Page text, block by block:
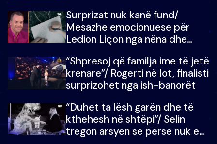
mungojë zilja e mëngjesit kur…
Surprizat nuk kanë fund/
Mesazhe emocionuese për
Ledion Liçon nga nëna dhe
mban dot lotët: Nuk meritoj…
“Shpresoj që familja ime të jetë
krenare”/ Rogerti në lot, finalisti
surprizohet nga ish-banorët
“Duhet ta lësh garën dhe të
kthehesh në shtëpi”/ Selin
tregon arsyen se përse nuk e